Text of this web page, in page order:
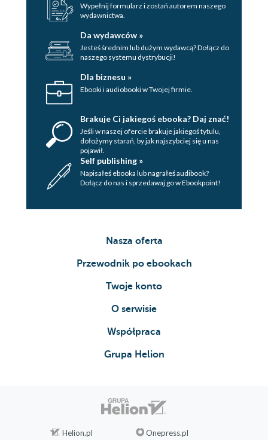
Wypełnij formularz i zostań autorem naszego
wydawnictwa.
Da wydawców »
Jesteś średnim lub dużym wydawcą? Dołącz do
naszego systemu dystrybucji!
Dla biznesu »
Ebooki i audiobooki w Twojej firmie.
Brakuje Ci jakiegoś ebooka? Daj znać!
Jeśli w naszej ofercie brakuje jakiegoś tytulu,
dołożymy starań, by jak najszybciej się u nas
pojawił.
Self publishing »
Napisałeś ebooka lub nagrałeś audibook?
Dołącz do nas i sprzedawaj go w Ebookpoint!
Nasza oferta
Przewodnik po ebookach
Twoje konto
O serwisie
Współpraca
Grupa Helion
Helion.pl Onepress.pl